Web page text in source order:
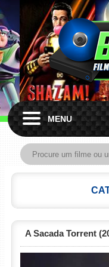
MENU
A Sacada Torrent